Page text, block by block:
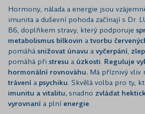
Hormony, nálada a energie jsou
imunita a duševní pohoda začínají s Dr.
B6, doplňkem stravy, který podporuje
metabolismus bílkovin a tvorbu
pomáhá snižovat únavu a vyčerpání,
pomáhá při stresu a úzkosti. Reguluje
hormonální rovnováhu. Má příznivý vliv
trávení a psychiku. Skvělá volba pro ty,
imunitu a vitalitu, snadno zvládat
vyrovnaní a plní energie.